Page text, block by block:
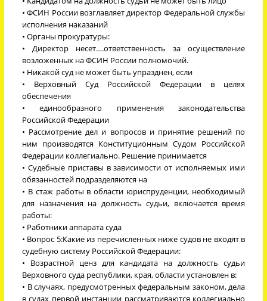
• ФСИН России возглавляет директор Федеральной службы
исполнения наказаний
• Органы прокуратуры:
• Директор несет….ответственность за осуществление
возложенных на ФСИН России полномочий.
• Никакой суд не может быть упразднен, если
• Верховный Суд Российской Федерации в целях
обеспечения
• единообразного применения законодательства
Российской Федерации
• Рассмотрение дел и вопросов и принятие решений по
ним производятся Конституционным Судом Российской
Федерации коллегиально. Решение принимается
• Судебные приставы в зависимости от исполняемых ими
обязанностей подразделяются на
• В стаж работы в области юриспруденции, необходимый
для назначения на должность судьи, включается время
работы:
• Работники аппарата суда
• Вопрос 5:Какие из перечисленных ниже судов не входят в
судебную систему Российской Федерации:
• Возрастной ценз для кандидата на должность судьи
Верховного суда республики, края, области установлен в:
• В случаях, предусмотренных федеральным законом, дела
в судах первой инстанции рассматриваются коллегиально